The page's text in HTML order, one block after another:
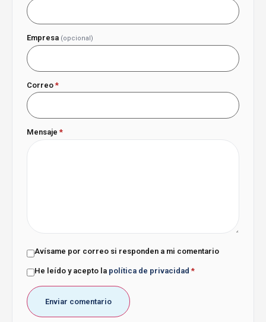
Empresa (opcional)
Correo*
Mensaje*
Avísame por correo si responden a mi comentario
He leído y acepto la política de privacidad *